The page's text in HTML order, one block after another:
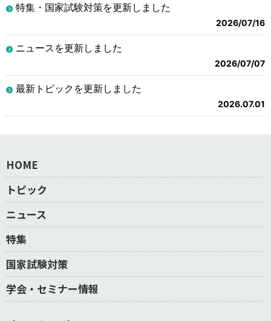
特集・国家試験対策を更新しました
2026/07/16
ニュースを更新しました
2026/07/07
最新トピックを更新しました
2026.07.01
HOME
トピック
ニュース
特集
国家試験対策
学会・セミナー情報